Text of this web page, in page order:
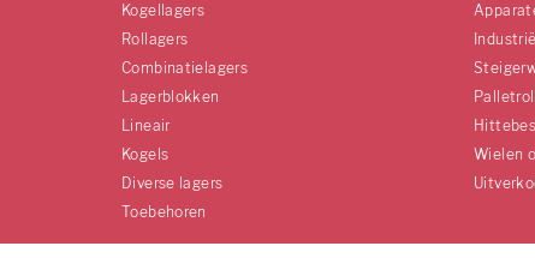
Kogellagers
Rollagers
Combinatielagers
Lagerblokken
Lineair
Kogels
Diverse lagers
Toebehoren
Wielen